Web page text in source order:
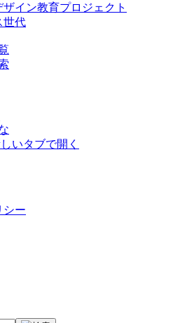
ザイン教育プロジェクト
世代
シー